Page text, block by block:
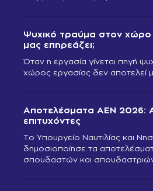
Ψυχικό τραύμα στον
μας επηρεάζει;
Όταν η εργασία γίνεται πηγή
χώρος εργασίας δεν αποτελεί
Αποτελέσματα ΑΕΝ 2026:
επιτυχόντες
Το Υπουργείο Ναυτιλίας και
δημοσιοποίησε τα
σπουδαστών και